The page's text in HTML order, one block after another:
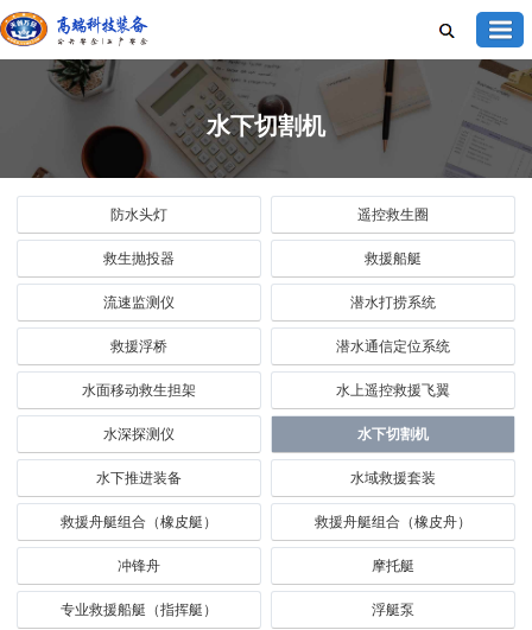
水下切割机
防水头灯 遥控救生圈
救生抛投器 救援船艇
流速监测仪 潜水打捞系统
救援浮桥 潜水通信定位系统
水面移动救生担架 水上遥控救援飞翼
水深探测仪 水下切割机
水下推进装备 水域救援套装
救援舟艇组合（橡皮艇） 救援舟艇组合（橡皮舟）
冲锋舟 摩托艇
专业救援船艇（指挥艇） 浮艇泵